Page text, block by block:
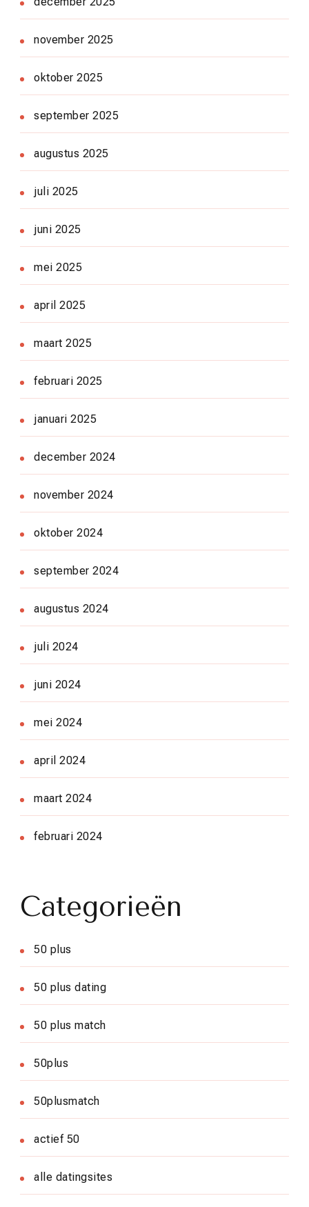
november 2025
oktober 2025
september 2025
augustus 2025
juli 2025
juni 2025
mei 2025
april 2025
maart 2025
februari 2025
januari 2025
december 2024
november 2024
oktober 2024
september 2024
augustus 2024
juli 2024
juni 2024
mei 2024
april 2024
maart 2024
februari 2024
Categorieën
50 plus
50 plus dating
50 plus match
50plus
50plusmatch
actief 50
alle datingsites